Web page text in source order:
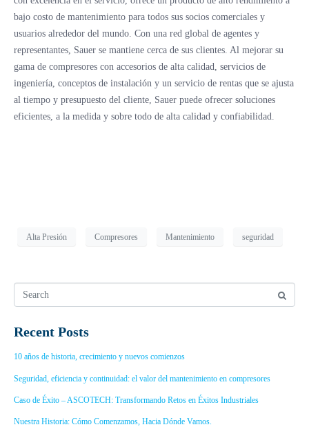
bajo costo de mantenimiento para todos sus socios comerciales y
usuarios alrededor del mundo. Con una red global de agentes y
representantes, Sauer se mantiene cerca de sus clientes. Al mejorar su
gama de compresores con accesorios de alta calidad, servicios de
ingeniería, conceptos de instalación y un servicio de rentas que se ajusta
al tiempo y presupuesto del cliente, Sauer puede ofrecer soluciones
eficientes, a la medida y sobre todo de alta calidad y confiabilidad.
Alta Presión Compresores Mantenimiento seguridad
Recent Posts
10 años de historia, crecimiento y nuevos comienzos
Seguridad, eficiencia y continuidad: el valor del mantenimiento en compresores
Caso de Éxito – ASCOTECH: Transformando Retos en Éxitos Industriales
Nuestra Historia: Cómo Comenzamos, Hacia Dónde Vamos.